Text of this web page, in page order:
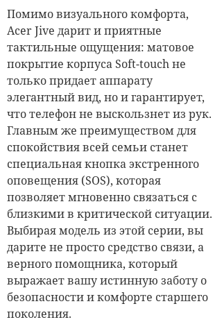
Помимо визуального комфорта,
Acer Jive дарит и приятные
тактильные ощущения: матовое
покрытие корпуса Soft-touch не
только придает аппарату
элегантный вид, но и гарантирует,
что телефон не выскользнет из рук.
Главным же преимуществом для
спокойствия всей семьи станет
специальная кнопка экстренного
оповещения (SOS), которая
позволяет мгновенно связаться с
близкими в критической ситуации.
Выбирая модель из этой серии, вы
дарите не просто средство связи, а
верного помощника, который
выражает вашу истинную заботу о
безопасности и комфорте старшего
поколения.